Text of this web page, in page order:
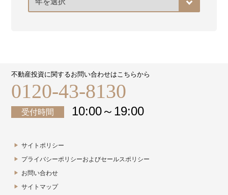
カ
不動産投資に関するお問い合わせはこちらから
0120-43-8130
受付時間 10:00～19:00
サイトポリシー
プライバシーポリシーおよびセールスポリシー
お問い合わせ
サイトマップ